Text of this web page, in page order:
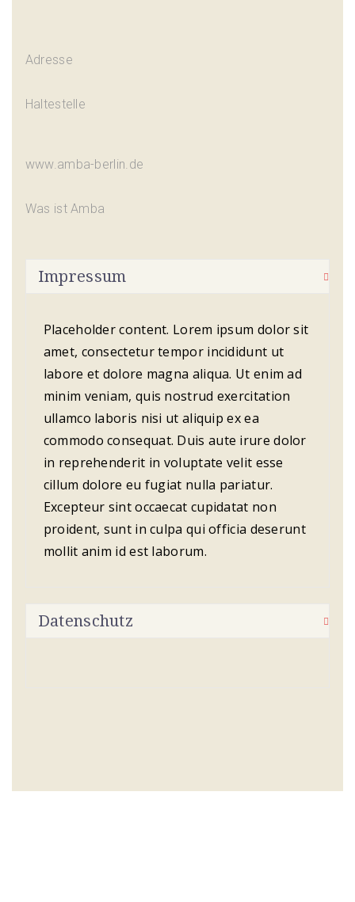
Adresse
Haltestelle
www.amba-berlin.de
Was ist Amba
Impressum
Placeholder content. Lorem ipsum dolor sit
amet, consectetur tempor incididunt ut
labore et dolore magna aliqua. Ut enim ad
minim veniam, quis nostrud exercitation
ullamco laboris nisi ut aliquip ex ea
commodo consequat. Duis aute irure dolor
in reprehenderit in voluptate velit esse
cillum dolore eu fugiat nulla pariatur.
Excepteur sint occaecat cupidatat non
proident, sunt in culpa qui officia deserunt
mollit anim id est laborum.
Datenschutz